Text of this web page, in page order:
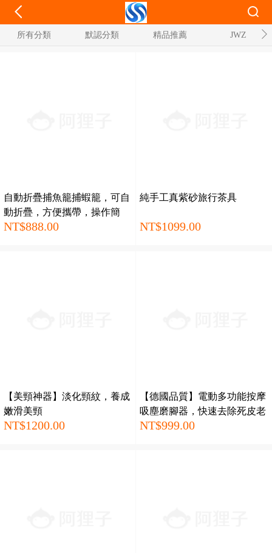
所有分類 默認分類 精品推薦 JWZ
自動折疊捕魚籠捕蝦籠，可自
動折疊，方便攜帶，操作簡
單，一放一提，輕輕鬆鬆收穫
NT$888.00
純手工真紫砂旅行茶具
NT$1099.00
【美頸神器】淡化頸紋，養成
嫩滑美頸
NT$1200.00
【德國品質】電動多功能按摩
吸塵磨腳器，快速去除死皮老
繭，安全不傷膚
NT$999.00